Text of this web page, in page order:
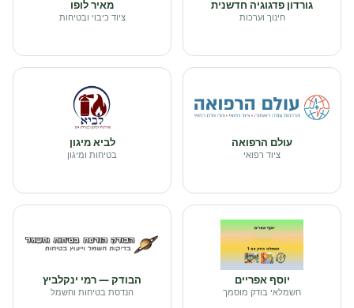
גורדון פדגוגיה חדשנית
חינוך וערכות
מאיר לופו
ציוד כיבוי ובטיחות
עולם הרפואה
ציוד רפואי
לביא מיגון
בטיחות ומיגון
יוסף אפריים
חשמלאי בודק מוסמך
הבודק — רמי ינקלביץ
הנדסת בטיחות וחשמל